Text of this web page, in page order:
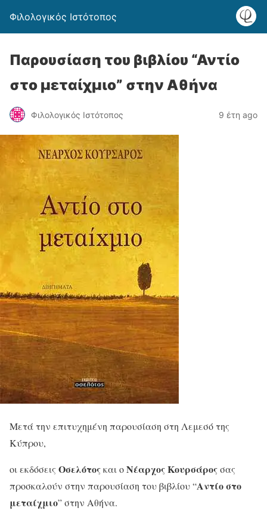
Φιλολογικός Ιστότοπος
Παρουσίαση του βιβλίου “Αντίο
στο μεταίχμιο” στην Αθήνα
Φιλολογικός Ιστότοπος 9 έτη ago
Μετά την επιτυχημένη παρουσίαση στη Λεμεσό της
Κύπρου,
οι εκδόσεις Οσελότοςκαι οΝέαρχος Κουρσάροςσας
προσκαλούν στην παρουσίαση του βιβλίου “Αντίο στο
μεταίχμιο” στην Αθήνα.